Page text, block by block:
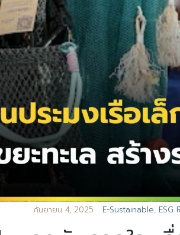
กันยายน 4, 2025 E-Sustainable, ESG